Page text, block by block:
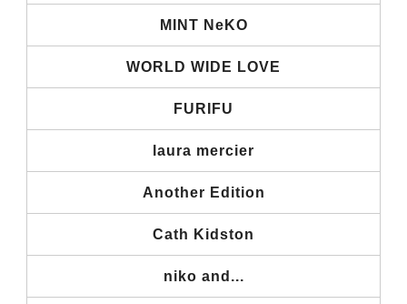
MINT NeKO
WORLD WIDE LOVE
FURIFU
laura mercier
Another Edition
Cath Kidston
niko and...